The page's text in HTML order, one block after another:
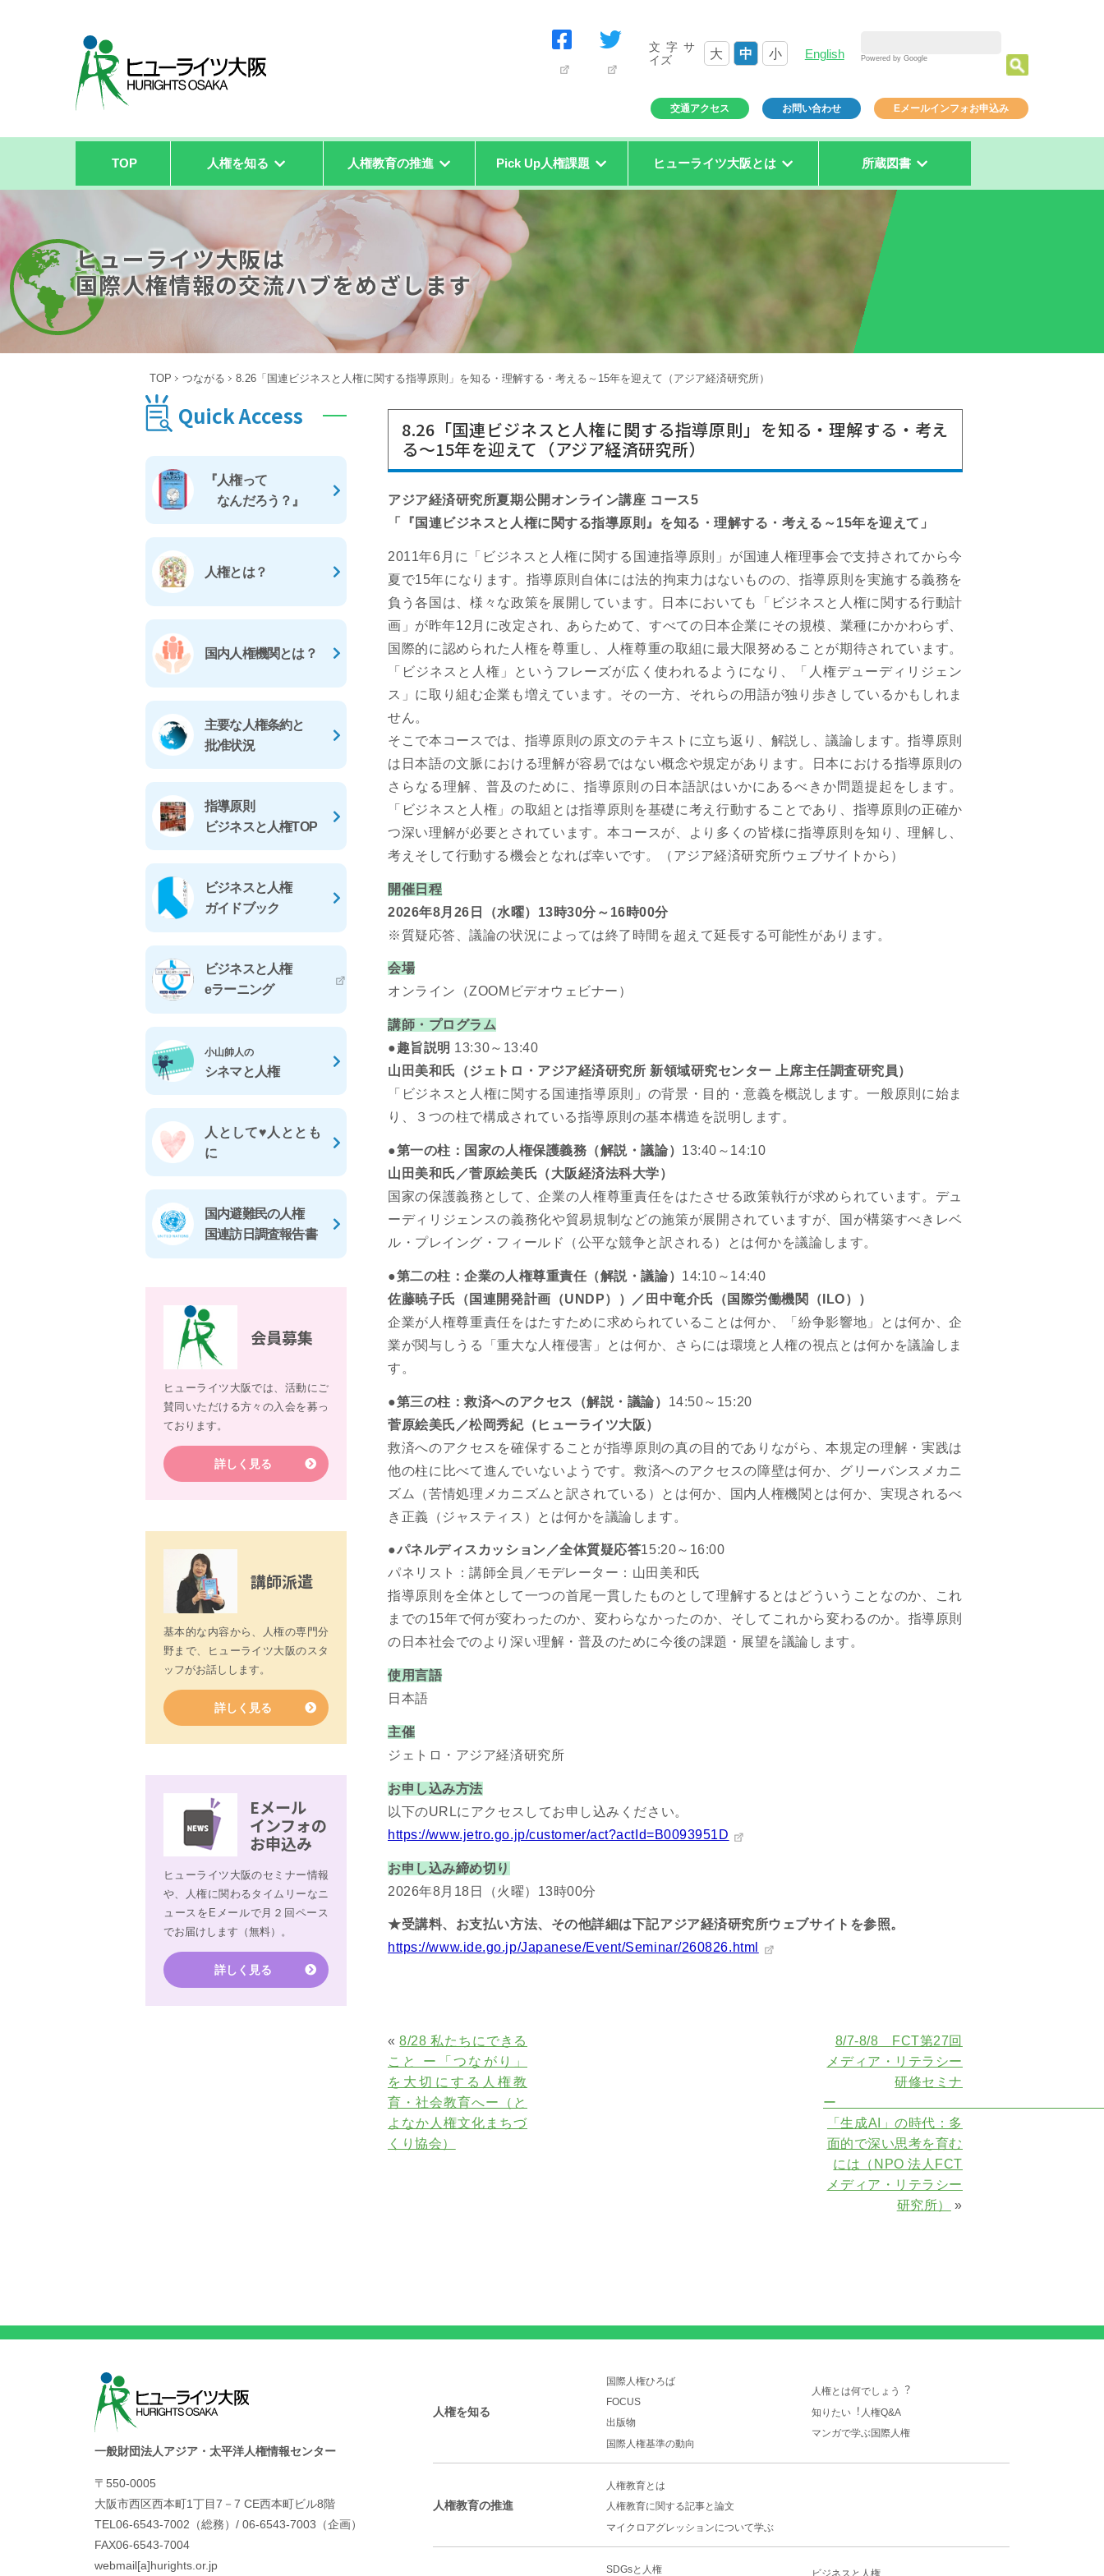
文字サ
イズ
大 中 小 English Powered by Google
交通アクセス お問い合わせ Eメールインフォお申込み
TOP 人権を知る 人権教育の推進 Pick Up人権課題 ヒューライツ大阪とは 所蔵図書
ヒューライツ大阪は
国際人権情報の交流ハブをめざします
TOP つながる 8.26「国連ビジネスと人権に関する指導原則」を知る・理解する・考える～15年を迎えて（アジア経済研究所）
Quick Access
『人権って
なんだろう？』
人権とは？
国内人権機関とは？
主要な人権条約と
批准状況
指導原則
ビジネスと人権TOP
ビジネスと人権
ガイドブック
ビジネスと人権
eラーニング
小山帥人の
シネマと人権
人として♥人ととも
に
国内避難民の人権
国連訪日調査報告書
会員募集
ヒューライツ大阪では、活動にご
賛同いただける方々の入会を募っ
ております。
詳しく見る
講師派遣
基本的な内容から、人権の専門分
野まで、ヒューライツ大阪のスタ
ッフがお話しします。
詳しく見る
Eメール
インフォの
お申込み
ヒューライツ大阪のセミナー情報
や、人権に関わるタイムリーなニ
ュースをEメールで月２回ペース
でお届けします（無料）。
詳しく見る
8.26「国連ビジネスと人権に関する指導原則」を知る・理解する・考え
る～15年を迎えて（アジア経済研究所）
アジア経済研究所夏期公開オンライン講座 コース5
「『国連ビジネスと人権に関する指導原則』を知る・理解する・考える～15年を迎えて」
2011年6月に「ビジネスと人権に関する国連指導原則」が国連人権理事会で支持されてから今
夏で15年になります。指導原則自体には法的拘束力はないものの、指導原則を実施する義務を
負う各国は、様々な政策を展開しています。日本においても「ビジネスと人権に関する行動計
画」が昨年12月に改定され、あらためて、すべての日本企業にその規模、業種にかかわらず、
国際的に認められた人権を尊重し、人権尊重の取組に最大限努めることが期待されています。
「ビジネスと人権」というフレーズが広く使われるようになり、「人権デューディリジェン
ス」に取り組む企業も増えています。その一方、それらの用語が独り歩きしているかもしれま
せん。
そこで本コースでは、指導原則の原文のテキストに立ち返り、解説し、議論します。指導原則
は日本語の文脈における理解が容易ではない概念や規定があります。日本における指導原則の
さらなる理解、普及のために、指導原則の日本語訳はいかにあるべきか問題提起をします。
「ビジネスと人権」の取組とは指導原則を基礎に考え行動することであり、指導原則の正確か
つ深い理解が必要とされています。本コースが、より多くの皆様に指導原則を知り、理解し、
考えそして行動する機会となれば幸いです。（アジア経済研究所ウェブサイトから）
開催日程
2026年8月26日（水曜）13時30分～16時00分
※質疑応答、議論の状況によっては終了時間を超えて延長する可能性があります。
会場
オンライン（ZOOMビデオウェビナー）
講師・プログラム
●趣旨説明 13:30～13:40
山田美和氏（ジェトロ・アジア経済研究所 新領域研究センター 上席主任調査研究員）
「ビジネスと人権に関する国連指導原則」の背景・目的・意義を概説します。一般原則に始ま
り、３つの柱で構成されている指導原則の基本構造を説明します。
●第一の柱：国家の人権保護義務（解説・議論） 13:40～14:10
山田美和氏／菅原絵美氏（大阪経済法科大学）
国家の保護義務として、企業の人権尊重責任をはたさせる政策執行が求められています。デュ
ーディリジェンスの義務化や貿易規制などの施策が展開されていますが、国が構築すべきレベ
ル・プレイング・フィールド（公平な競争と訳される）とは何かを議論します。
●第二の柱：企業の人権尊重責任（解説・議論） 14:10～14:40
佐藤暁子氏（国連開発計画（UNDP））／田中竜介氏（国際労働機関（ILO））
企業が人権尊重責任をはたすために求められていることは何か、「紛争影響地」とは何か、企
業が関与しうる「重大な人権侵害」とは何か、さらには環境と人権の視点とは何かを議論しま
す。
●第三の柱：救済へのアクセス（解説・議論） 14:50～15:20
菅原絵美氏／松岡秀紀（ヒューライツ大阪）
救済へのアクセスを確保することが指導原則の真の目的でありながら、本規定の理解・実践は
他の柱に比べて進んでいないようです。救済へのアクセスの障壁は何か、グリーバンスメカニ
ズム（苦情処理メカニズムと訳されている）とは何か、国内人権機関とは何か、実現されるべ
き正義（ジャスティス）とは何かを議論します。
●パネルディスカッション／全体質疑応答15:20～16:00
パネリスト：講師全員／モデレーター：山田美和氏
指導原則を全体として一つの首尾一貫したものとして理解するとはどういうことなのか、これ
までの15年で何が変わったのか、変わらなかったのか、そしてこれから変わるのか。指導原則
の日本社会でのより深い理解・普及のために今後の課題・展望を議論します。
使用言語
日本語
主催
ジェトロ・アジア経済研究所
お申し込み方法
以下のURLにアクセスしてお申し込みください。
https://www.jetro.go.jp/customer/act?actId=B0093951D
お申し込み締め切り
2026年8月18日（火曜）13時00分
★受講料、お支払い方法、その他詳細は下記アジア経済研究所ウェブサイトを参照。
https://www.ide.go.jp/Japanese/Event/Seminar/260826.html
«8/28 私たちにできる
こと ー「つながり」
を大切にする人権教
育・社会教育へー（と
よなか人権文化まちづ
くり協会）
8/7-8/8 FCT第27回
メディア・リテラシー
研修セミナ
「生成AI」の時代：多
面的で深い思考を育む
には（NPO 法人FCT
メディア・リテラシー
研究所）
»
一般財団法人アジア・太平洋人権情報センター
〒550-0005
大阪市西区西本町1丁目7－7 CE西本町ビル8階
TEL06-6543-7002（総務）/ 06-6543-7003（企画）
FAX06-6543-7004
webmail[a]hurights.or.jp
人権を知る
国際人権ひろば
FOCUS
出版物
国際人権基準の動向
人権とは何でしょう︖
知りたい︕人権Q&A
マンガで学ぶ国際人権
人権教育の推進
人権教育とは
人権教育に関する記事と論文
マイクロアグレッションについて学ぶ
SDGsと人権 ビジネスと人権